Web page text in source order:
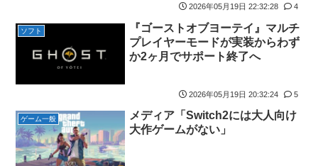
やる夫のダンジョン運営記189-雑談所ネタ 第123話「なぜなにキ
ャス狐さん・世界改変」
実際『ゼルダ 時オカ』→『風タク』の時の空気感を知りたい
【悲報】女さん、歩行者を轢いた挙句、道路に倒れてどえらいこ
海外「日本人はなんて気高いんだ！」 英高級紙も驚愕した極限の
中の日本人の姿に世界が衝撃
【画像】このLINEでなんで女が怒ってるのか分かんない奴はモテ
ない奴確定らしい←お前らは勿論わかるよな？？？？？？？
海外「日本は戦勝国なんだよ」 戦後の日本人の特別な生き様に各
国から称賛の声
【悲報画像】イキリたい年頃の中学生さん、和彫を入れて人生終
了へ←これw w w w w w
実際『ゼルダ 時オカ』→『風タク』の時の空気感を知りたい
【画像】サンモニの女子アナさん、日曜の朝から素材を提供して
しまう
【画像】スト6に彗星の如く現れたフィリピン人キャラが可愛す
ぎると話題に！
2026年05月19日 22:32:28 4
ソフト
『ゴーストオブヨーテイ』マルチ
プレイヤーモードが実装からわず
か2ヶ月でサポート終了へ
2026年05月19日 20:32:24 5
ゲーム一般
メディア「Switch2には大人向け
大作ゲームがない」